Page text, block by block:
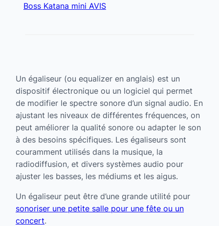
Boss Katana mini AVIS
Un égaliseur (ou equalizer en anglais) est un
dispositif électronique ou un logiciel qui permet
de modifier le spectre sonore d’un signal audio. En
ajustant les niveaux de différentes fréquences, on
peut améliorer la qualité sonore ou adapter le son
à des besoins spécifiques. Les égaliseurs sont
couramment utilisés dans la musique, la
radiodiffusion, et divers systèmes audio pour
ajuster les basses, les médiums et les aigus.
Un égaliseur peut être d’une grande utilité pour
sonoriser une petite salle pour une fête ou un
concert.